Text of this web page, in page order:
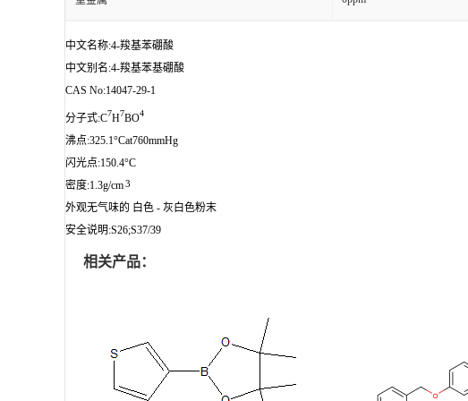
中文名称:4-羧基苯硼酸
中文别名:4-羧基苯基硼酸
CAS No:14047-29-1
分子式:C7H7BO4
沸点:325.1°Cat760mmHg
闪光点:150.4°C
密度:1.3g/cm3
外观无气味的 白色 - 灰白色粉末
安全说明:S26;S37/39
相关产品：